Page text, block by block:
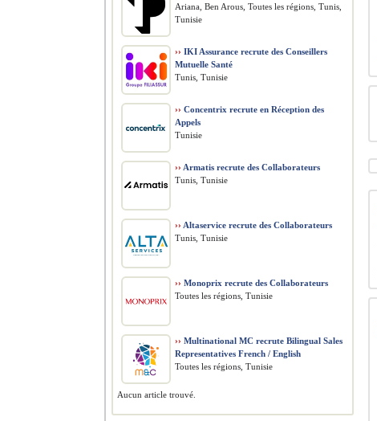
Ariana, Ben Arous, Toutes les régions, Tunis,
Tunisie
›› IKI Assurance recrute des Conseillers
Mutuelle Santé
Tunis, Tunisie
›› Concentrix recrute en Réception des
Appels
Tunisie
›› Armatis recrute des Collaborateurs
Tunis, Tunisie
›› Altaservice recrute des Collaborateurs
Tunis, Tunisie
›› Monoprix recrute des Collaborateurs
Toutes les régions, Tunisie
›› Multinational MC recrute Bilingual Sales
Representatives French / English
Toutes les régions, Tunisie
Aucun article trouvé.